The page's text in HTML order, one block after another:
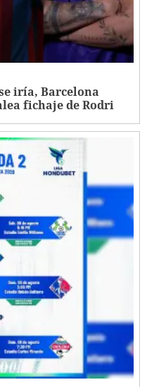
iría, Barcelona
fichaje de Rodri